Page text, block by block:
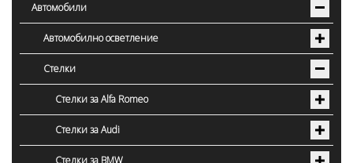
Автомобили
Автомобилно осветление
Стелки
Стелки за Alfa Romeo
Стелки за Audi
Стелки за BMW